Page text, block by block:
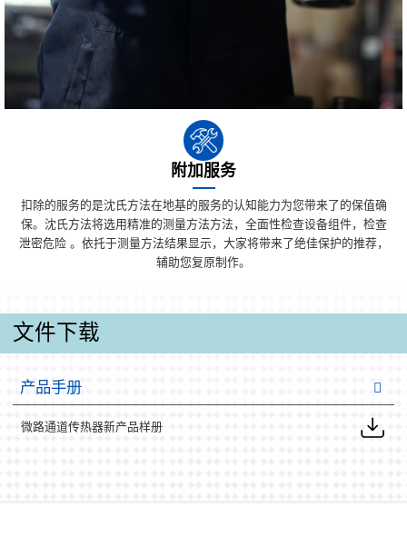
附加服务
扣除的服务的是沈氏方法在地基的服务的认知能力为您带来了的保值确
保。沈氏方法将选用精准的测量方法方法，全面性检查设备组件，检查
泄密危险 。依托于测量方法结果显示，大家将带来了绝佳保护的推荐，
辅助您复原制作。
文件下载
产品手册
微路通道传热器新产品样册